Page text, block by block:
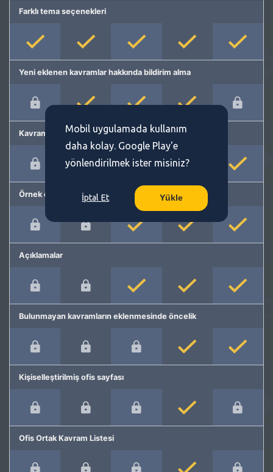
Farklı tema seçenekleri
Yeni eklenen kavramlar hakkında bildirim alma
Kavram önerme
Örnek cümleler
Açıklamalar
Bulunmayan kavramların eklenmesinde öncelik
Kişiselleştirilmiş ofis sayfası
Ofis Ortak Kavram Listesi
Mobil uygulamada kullanım
daha kolay. Google Play'e
yönlendirilmek ister misiniz?
İptal Et Yükle